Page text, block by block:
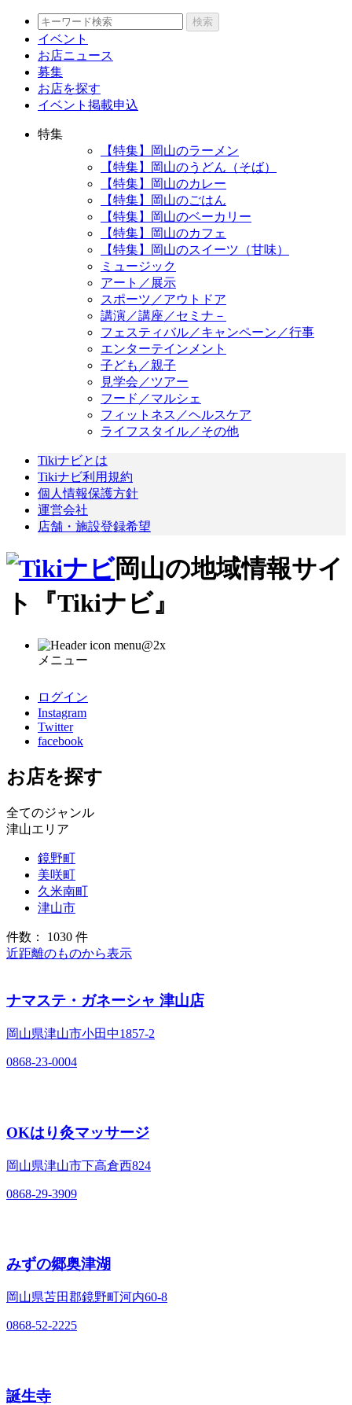
検索
イベント
お店ニュース
募集
お店を探す
イベント掲載申込
特集
【特集】岡山のラーメン
【特集】岡山のうどん（そば）
【特集】岡山のカレー
【特集】岡山のごはん
【特集】岡山のベーカリー
【特集】岡山のカフェ
【特集】岡山のスイーツ（甘味）
ミュージック
アート／展示
スポーツ／アウトドア
講演／講座／セミナ－
フェスティバル／キャンペーン／行事
エンターテインメント
子ども／親子
見学会／ツアー
フード／マルシェ
フィットネス／ヘルスケア
ライフスタイル／その他
Tikiナビとは
Tikiナビ利用規約
個人情報保護方針
運営会社
店舗・施設登録希望
岡山の地域情報サイ
ト『Tikiナビ』
メニュー
ログイン
Instagram
Twitter
facebook
お店を探す
全てのジャンル
津山エリア
鏡野町
美咲町
久米南町
津山市
件数： 1030 件
近距離のものから表示
ナマステ・ガネーシャ 津山店
岡山県津山市小田中1857-2
0868-23-0004
OKはり灸マッサージ
岡山県津山市下高倉西824
0868-29-3909
みずの郷奥津湖
岡山県苫田郡鏡野町河内60-8
0868-52-2225
誕生寺